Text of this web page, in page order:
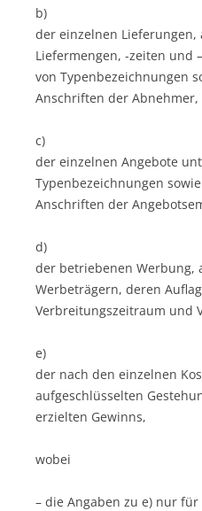
b)
der einzelnen Lieferungen,
Liefermengen, -zeiten und
von Typenbezeichnungen
Anschriften der Abnehmer,
c)
der einzelnen Angebote
Typenbezeichnungen
Anschriften der
d)
der betriebenen Werbung,
Werbeträgern, deren
Verbreitungszeitraum und
e)
der nach den einzelnen
aufgeschlüsselten
erzielten Gewinns,
wobei
– die Angaben zu e) nur für